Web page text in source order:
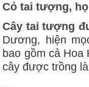
Cỏ tai tượng,
Cây tai tượng
Dương, hiện
bao gồm cả Hoa
cây được trồng